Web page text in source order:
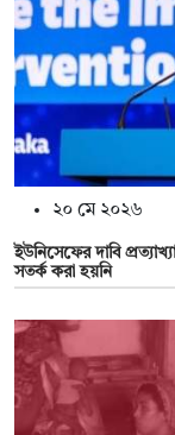
২০ মে ২০২৬
ইউনিসেফের দাবি
সতর্ক করা হয়নি